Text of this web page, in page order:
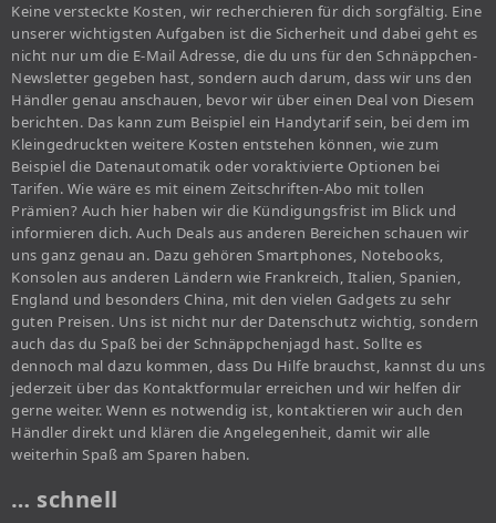
Keine versteckte Kosten, wir recherchieren für dich sorgfältig. Eine
unserer wichtigsten Aufgaben ist die Sicherheit und dabei geht es
nicht nur um die E-Mail Adresse, die du uns für den Schnäppchen-
Newsletter gegeben hast, sondern auch darum, dass wir uns den
Händler genau anschauen, bevor wir über einen Deal von Diesem
berichten. Das kann zum Beispiel ein Handytarif sein, bei dem im
Kleingedruckten weitere Kosten entstehen können, wie zum
Beispiel die Datenautomatik oder voraktivierte Optionen bei
Tarifen. Wie wäre es mit einem Zeitschriften-Abo mit tollen
Prämien? Auch hier haben wir die Kündigungsfrist im Blick und
informieren dich. Auch Deals aus anderen Bereichen schauen wir
uns ganz genau an. Dazu gehören Smartphones, Notebooks,
Konsolen aus anderen Ländern wie Frankreich, Italien, Spanien,
England und besonders China, mit den vielen Gadgets zu sehr
guten Preisen. Uns ist nicht nur der Datenschutz wichtig, sondern
auch das du Spaß bei der Schnäppchenjagd hast. Sollte es
dennoch mal dazu kommen, dass Du Hilfe brauchst, kannst du uns
jederzeit über das Kontaktformular erreichen und wir helfen dir
gerne weiter. Wenn es notwendig ist, kontaktieren wir auch den
Händler direkt und klären die Angelegenheit, damit wir alle
weiterhin Spaß am Sparen haben.
… schnell